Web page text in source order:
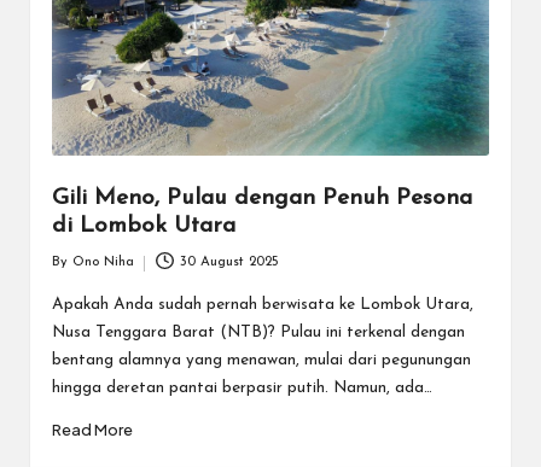
Gili Meno, Pulau dengan Penuh Pesona
di Lombok Utara
by
By Ono Niha 30 August 2025
Apakah Anda sudah pernah berwisata ke Lombok Utara,
Nusa Tenggara Barat (NTB)? Pulau ini terkenal dengan
bentang alamnya yang menawan, mulai dari pegunungan
hingga deretan pantai berpasir putih. Namun, ada…
Read More